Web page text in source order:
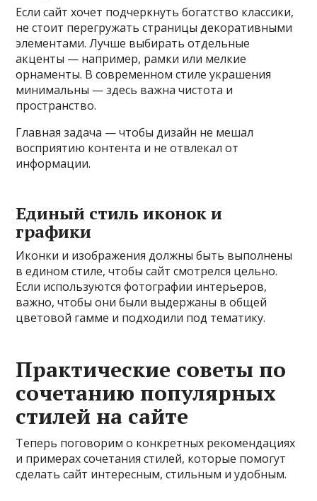
Если сайт хочет подчеркнуть богатство классики,
не стоит перегружать страницы декоративными
элементами. Лучше выбирать отдельные
акценты — например, рамки или мелкие
орнаменты. В современном стиле украшения
минимальны — здесь важна чистота и
пространство.
Главная задача — чтобы дизайн не мешал
восприятию контента и не отвлекал от
информации.
Единый стиль иконок и
графики
Иконки и изображения должны быть выполнены
в едином стиле, чтобы сайт смотрелся цельно.
Если используются фотографии интерьеров,
важно, чтобы они были выдержаны в общей
цветовой гамме и подходили под тематику.
Практические советы по
сочетанию популярных
стилей на сайте
Теперь поговорим о конкретных рекомендациях
и примерах сочетания стилей, которые помогут
сделать сайт интересным, стильным и удобным.